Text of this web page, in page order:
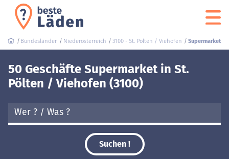
Bundesländer Niederösterreich 3100 - St. Pölten / Viehofen Supermarket
50 Geschäfte Supermarket in St.
Pölten / Viehofen (3100)
Suchen !